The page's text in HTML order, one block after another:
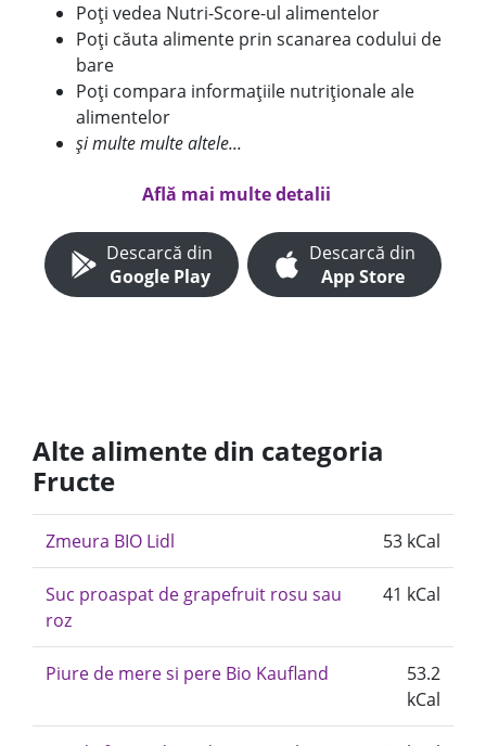
Poți vedea Nutri-Score-ul alimentelor
Poți căuta alimente prin scanarea codului de
bare
Poți compara informațiile nutriționale ale
alimentelor
și multe multe altele...
Află mai multe detalii
Descarcă din
Google Play
Descarcă din
App Store
Alte alimente din categoria
Fructe
Zmeura BIO Lidl 53 kCal
Suc proaspat de grapefruit rosu sau
roz
41 kCal
Piure de mere si pere Bio Kaufland
53.2
kCal